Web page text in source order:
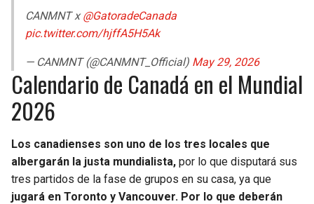
CANMNT x@GatoradeCanada
pic.twitter.com/hjffA5H5Ak
— CANMNT (@CANMNT_Official) May 29, 2026
Calendario de Canadá en el Mundial
2026
Los canadienses son uno de los tres locales que
albergarán la justa mundialista, por lo que disputará sus
tres partidos de la fase de grupos en su casa, ya que
jugará en Toronto y Vancouver. Por lo que deberán